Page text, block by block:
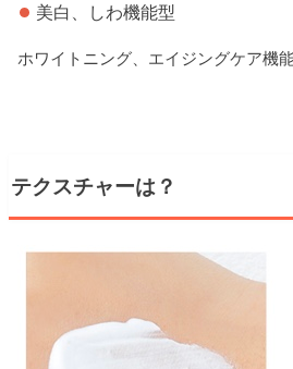
美白、しわ機能型
ホワイトニング、エイジングケア機
テクスチャーは？